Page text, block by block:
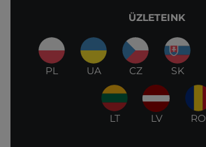
ÜZLETEINK
PL UA CZ SK
LT LV RO